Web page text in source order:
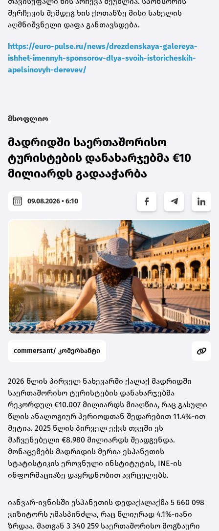
შერჩევის შემდეგ ხის ქოთანზე მისი სახელის
აღმნიშვნელი დაფა განთავსდება.
https://euro-pulse.ru/news/drezdenskaya-galereya-
ishhet-imennyh-sponsorov-dlya-svoih-istoricheskih-
apelsinovyh-derevev/
მსოფლიო
მადრიდში საერთაშორისო
ტურისტების დანახარჯებმა €10
მილიარდს გადააჭარბა
09.08.2026 • 6:10
commersant/ კომერსანტი
2026 წლის პირველ ნახევარში ქალაქ მადრიდში
საერთაშორისო ტურისტების დანახარჯებმა
რეკორდულ €10.007 მილიარდს მიაღწია, რაც გასული
წლის ანალოგიურ პერიოდთან შედარებით 11.4%-ით
მეტია. 2025 წლის პირველ ექვს თვეში ეს
მაჩვენებელი €8.980 მილიარდს შეადგენდა.
მონაცემებს მადრიდის მერია ესპანეთის
სტატისტიკის ეროვნული ინსტიტუტის, INE-ის
ინფორმაციაზე დაყრდნობით ავრცელებს.
იანვარ-ივნისში ესპანეთის დედაქალაქმა 5 660 098
ვიზიტორს უმასპინძლა, რაც წლიურად 4.1%-იანი
ზრდაა. მათგან 3 340 259 საერთაშორისო მოგზაური